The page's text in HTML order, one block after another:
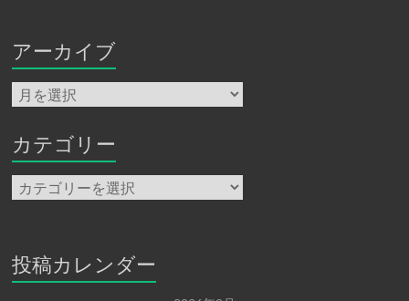
アーカイブ
ア
ー
イ
ブ
カテゴリー
カ
テ
投稿カレンダー